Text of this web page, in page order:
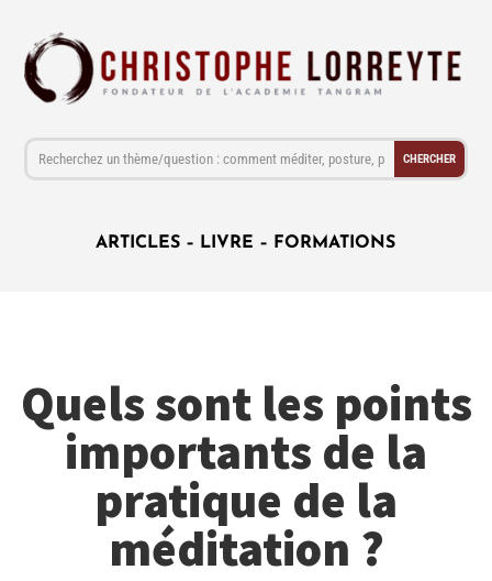
ARTICLES – LIVRE – FORMATIONS
Quels sont les points
importants de la
pratique de la
méditation ?